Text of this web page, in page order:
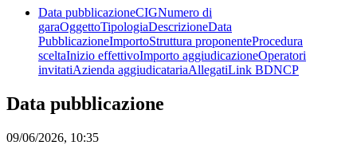
Data pubblicazioneCIGNumero di
garaOggettoTipologiaDescrizioneData
PubblicazioneImportoStruttura proponenteProcedura
sceltaInizio effettivoImporto aggiudicazioneOperatori
invitatiAzienda aggiudicatariaAllegatiLink BDNCP
Data pubblicazione
09/06/2026, 10:35